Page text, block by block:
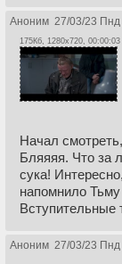
Аноним 27/03/23
175Кб, 1280x720, 00:00:03
Начал
Бляяяя. Что за
сука!
напомнило
Вступительные
Аноним 27/03/23